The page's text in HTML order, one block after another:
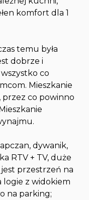
komfort dla 1
temu była
dobrze i
co
Mieszkanie
przez co powinno
dywanik,
RTV + TV, duże
przestrzeń na
logie z widokiem
na parking;